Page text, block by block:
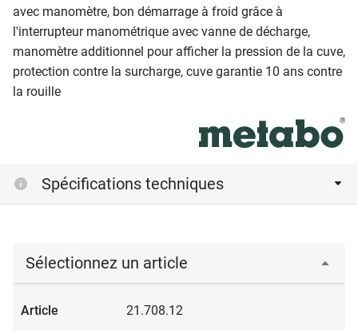
avec manomètre, bon démarrage à froid grâce à
l'interrupteur manométrique avec vanne de décharge,
manomètre additionnel pour afficher la pression de la cuve,
protection contre la surcharge, cuve garantie 10 ans contre
la rouille
Spécifications techniques
Sélectionnez un article
21.708.12